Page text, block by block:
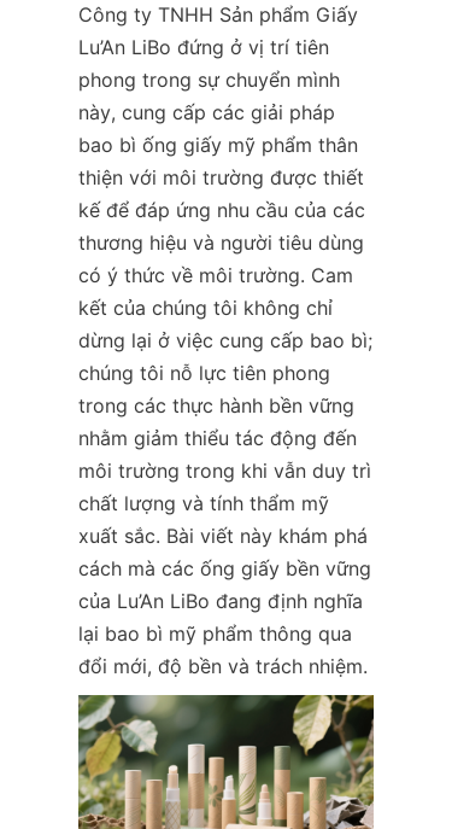
Công ty TNHH Sản phẩm Giấy
Lu’An LiBo đứng ở vị trí tiên
phong trong sự chuyển mình
này, cung cấp các giải pháp
bao bì ống giấy mỹ phẩm thân
thiện với môi trường được thiết
kế để đáp ứng nhu cầu của các
thương hiệu và người tiêu dùng
có ý thức về môi trường. Cam
kết của chúng tôi không chỉ
dừng lại ở việc cung cấp bao bì;
chúng tôi nỗ lực tiên phong
trong các thực hành bền vững
nhằm giảm thiểu tác động đến
môi trường trong khi vẫn duy trì
chất lượng và tính thẩm mỹ
xuất sắc. Bài viết này khám phá
cách mà các ống giấy bền vững
của Lu’An LiBo đang định nghĩa
lại bao bì mỹ phẩm thông qua
đổi mới, độ bền và trách nhiệm.